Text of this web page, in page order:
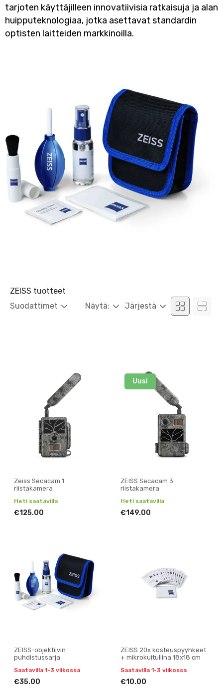
tarjoten käyttäjilleen innovatiivisia ratkaisuja ja alan
huipputeknologiaa, jotka asettavat standardin
optisten laitteiden markkinoilla.
ZEISS tuotteet
Suodattimet
Näytä: Järjestä
Zeiss Secacam 1
riistakamera
Heti saatavilla
€125.00
Uusi
ZEISS Secacam 3
riistakamera
Heti saatavilla
€149.00
ZEISS-objektiivin
puhdistussarja
Saatavilla 1-3 viikossa
€35.00
ZEISS 20x kosteuspyyhkeet
+ mikrokuituliina 18x18 cm
Saatavilla 1-3 viikossa
€10.00